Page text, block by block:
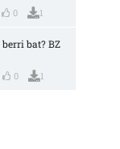
0 1
bat? BZ
0 1